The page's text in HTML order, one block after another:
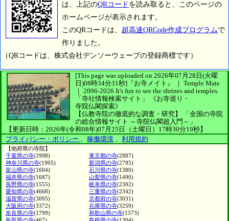
は、上記のQRコード を読み取ると、このページの
ホームページが表示されます。
このQRコードは、 超高速QRCode作成プログラムで
作りました。
（QRコードは、株式会社デンソーウェーブの登録商標です）
[This page was uploaded on 2026年07月28日(火曜
日)08時34分31秒] 『お寺メイト』 ｜ Temple Mate
｜ 2006-2026 It's fun to see the shrines and temples.
「寺社情報検索サイト」
《お寺巡り・
寺院仏閣探索》
【仏教寺院の徹底的な調査・研究】
「全国の寺院
の総合情報サイト ～寺院仏閣超入門～」
【更新日時：2026年(令和08年)07月25日（土曜日）17時30分19秒】
プライバシー・ポリシー 、 稼働環境 、 利用規約
【他府県の寺院】
千葉県の寺(2998) 東京都の寺(2887)
神奈川県の寺(1905) 新潟県の寺(2795)
富山県の寺(1604) 石川県の寺(1380)
福井県の寺(1687) 山梨県の寺(1490)
長野県の寺(1555) 岐阜県の寺(2302)
愛知県の寺(4668) 三重県の寺(2342)
滋賀県の寺(3095) 京都府の寺(3031)
大阪府の寺(3372) 兵庫県の寺(3259)
奈良県の寺(1799) 和歌山県の寺(1573)